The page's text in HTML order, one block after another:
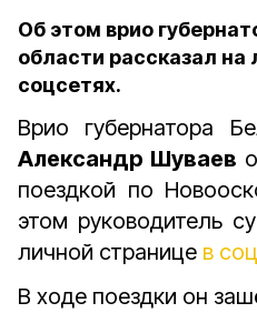
Об этом врио
области рассказал на
соцсетях.
Врио губернатора
Александр Шуваев
поездкой по
этом руководитель
личной странице в
В ходе поездки он